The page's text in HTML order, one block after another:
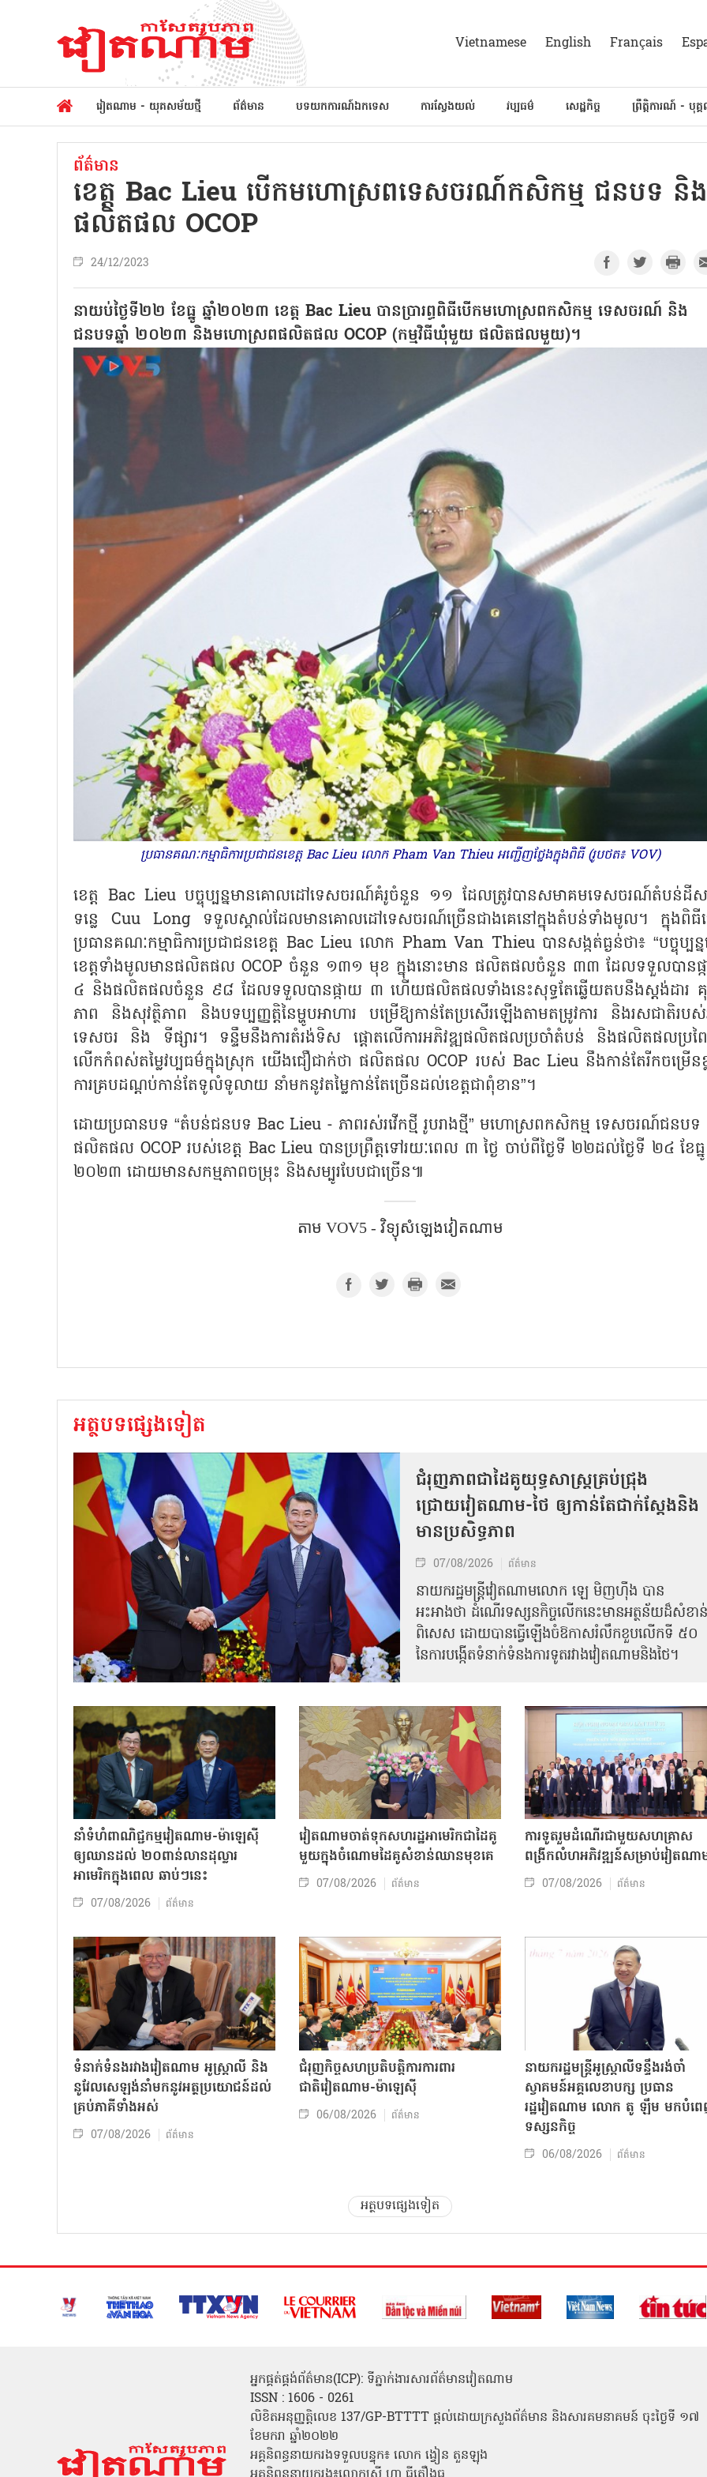
Vietnamese English Français
វៀតណាម - យុគសម័យថ្មី ព័ត៌មាន បទយកការណ៍ឯកទេស ការស្វែងយល់ វប្បធម៌ សេដ្ឋកិច្ច ព្រឹត្តិការណ៍ - បុគ្
ព័ត៌មាន
ខេត្ត Bac Lieu បើកមហោស្រពទេសចរណ៍កសិកម្ម ជនបទ និង
ផលិតផល OCOP
24/12/2023
នាយប់ថ្ងៃទី២២ ខែធ្នូ ឆ្នាំ២០២៣ ខេត្ត Bac Lieu បានប្រារព្ធពិធីបើកមហោស្រពកសិកម្ម ទេសចរណ៍ និង
ជនបទឆ្នាំ ២០២៣ និងមហោស្រពផលិតផល OCOP (កម្មវិធីឃុំមួយ ផលិតផលមួយ)។
ប្រធានគណៈកម្មាធិការប្រជាជនខេត្ត Bac Lieu លោក Pham Van Thieu អញ្ជើញថ្លែងក្នុងពិធី (រូបថត៖ VOV)
ខេត្ត Bac Lieuបច្ចុប្បន្នមានគោលដៅទេសចរណ៍គំរូចំនួន ១១ ដែលត្រូវបានសមាគមទេសចរណ៍តំបន់ដី
ទន្លេ Cuu Long ទទួលស្គាល់ដែលមានគោលដៅទេសចរណ៍ច្រើនជាងគេនៅក្នុងតំបន់ទាំងមូល។ ក្នុងពិធី
ប្រធានគណៈកម្មាធិការប្រជាជនខេត្ត Bac Lieu លោក Pham Van Thieu បានសង្កត់ធ្ងន់ថា៖ “បច្ចុប្បន្
ខេត្តទាំងមូលមានផលិតផល OCOP ចំនួន ១៣១ មុខ ក្នុងនោះមាន ផលិតផលចំនួន ៣៣ ដែលទទួលបានផ្
៤ និងផលិតផលចំនួន ៩៨ ដែលទទួលបានផ្កាយ ៣ ហើយផលិតផលទាំងនេះសុទ្ធតែឆ្លើយតបនឹងស្តង់ដារ
ភាព និងសុវត្ថិភាព និងបទប្បញ្ញត្តិនៃម្ហូបអាហារ បម្រើឱ្យកាន់តែប្រសើរឡើងតាមតម្រូវការ និងរសជាតិរបស់
ទេសចរ និង ទីផ្សារ។ ទន្ទឹមនឹងការតំរង់ទិស ផ្តោតលើការអភិវឌ្ឍផលិតផលប្រចាំតំបន់ និងផលិតផលប្រ
លើកកំពស់តម្លៃវប្បធម៌ក្នុងស្រុក យើងជឿជាក់ថា ផលិតផលOCOP របស់ Bac Lieu នឹងកាន់តែរីកចម្រើន
ការគ្របដណ្តប់កាន់តែទូលំទូលាយ នាំមកនូវតម្លៃកាន់តែច្រើនដល់ខេត្តជាពុំខាន”។
ដោយប្រធានបទ “តំបន់ជនបទ Bac Lieu - ភាពរស់រវើកថ្មី រូបរាងថ្មី” មហោស្រពកសិកម្ម ទេសចរណ៍ជនបទ
ផលិតផល OCOPរបស់ខេត្ត Bac Lieu បានប្រព្រឹត្តទៅរយៈពេល ៣ ថ្ងៃ ចាប់ពីថ្ងៃទី ២២ដល់ថ្ងៃទី ២៤ ខែធ្នូ
២០២៣ ដោយមានសកម្មភាពចម្រុះ និងសម្បូរបែបជាច្រើន៕
តាម VOV5 - វិទ្យុសំឡេងវៀតណាម
អត្ថបទផ្សេងទៀត
ជំរុញភាពជាដៃគូយុទ្ធសាស្ត្រគ្រប់ជ្រុង
ជ្រោយវៀតណាម-ថៃ ឲ្យកាន់តែជាក់ស្ដែងនិង
មានប្រសិទ្ធភាព
07/08/2026 ព័ត៌មាន
នាយករដ្ឋមន្ត្រីវៀតណាមលោក ឡេ មិញហ៊ឹង បាន
អះអាងថា ដំណើរទស្សនកិច្ចលើកនេះមានអត្ថន័យដ៏សំខាន់
ពិសេស ដោយបានធ្វើឡើងចំឱកាសរំលឹកខួបលើកទី ៥០
នៃការបង្កើតទំនាក់ទំនងការទូតរវាងវៀតណាមនិងថៃ។
នាំទំហំពាណិជ្ជកម្មវៀតណាម-ម៉ាឡេស៊ី
ឲ្យឈានដល់ ២០ពាន់លានដុល្លារ
អាមេរិកក្នុងពេល ឆាប់ៗនេះ
07/08/2026 ព័ត៌មាន
វៀតណាមចាត់ទុកសហរដ្ឋអាមេរិកជាដៃគូ
មួយក្នុងចំណោមដៃគូសំខាន់ឈានមុខគេ
07/08/2026 ព័ត៌មាន
ការទូតរួមដំណើរជាមួយសហគ្រាស
ពង្រីកលំហអភិវឌ្ឍន៍សម្រាប់វៀតណា
07/08/2026 ព័ត៌មាន
ទំនាក់ទំនងរវាងវៀតណាម អូស្ត្រាលី និង
នូវែលសេឡង់នាំមកនូវអត្ថប្រយោជន៍ដល់
គ្រប់ភាគីទាំងអស់
07/08/2026 ព័ត៌មាន
ជំរុញកិច្ចសហប្រតិបត្តិការការពារ
ជាតិវៀតណាម-ម៉ាឡេស៊ី
06/08/2026 ព័ត៌មាន
នាយករដ្ឋមន្ត្រីអូស្ត្រាលីទន្ទឹងរង់ចាំ
ស្វាគមន៍អគ្គលេខាបក្ស ប្រធាន
រដ្ឋវៀតណាម លោក តូ ឡឹម មកបំព
ទស្សនកិច្ច
06/08/2026 ព័ត៌មាន
អត្ថបទផ្សេងទៀត
អ្នកផ្គត់ផ្គង់ព័ត៌មាន(ICP): ទីភ្នាក់ងារសារព័ត៌មានវៀតណាម
ISSN : 1606 - 0261
លិខិតអនុញ្ញត្តិលេខ 137/GP-BTTTT ផ្តល់ដោយក្រសួងព័ត៌មាន និងសារគមនាគមន៍ ចុះថ្ងៃទី ១៧
ខែមករា ឆ្នាំ២០២២
អគ្គនិពន្ធនាយករងទទួលបន្ទុក៖ លោក ង្វៀន តួនឡុង